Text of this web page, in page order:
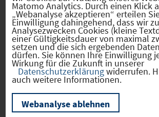
Verkehrsinfrastruktur
Kommunale Infrastruktur
Matomo Analytics. Durch einen Klick
„Webanalyse akzeptieren“ erteilen
Einwilligung dahingehend, dass wir zu
Analysezwecken Cookies (kleine
einer Gültigkeitsdauer von maximal
setzen und die sich ergebenden
dürfen. Sie können Ihre Einwilligung
Wirkung für die Zukunft in unserer
Datenschutzerklärungwiderrufen.
auch weitere Informationen.
Webanalyse ablehnen